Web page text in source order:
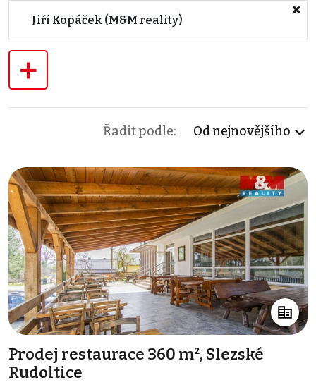
Jiří Kopáček (M&M reality)
+
Řadit podle: Od nejnovějšího
Prodej restaurace 360 m², Slezské
Rudoltice